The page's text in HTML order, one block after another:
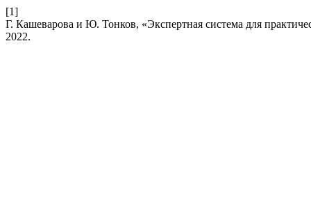
[1]
Г. Кашеварова и Ю. Тонков, «Экспертная система для
2022.